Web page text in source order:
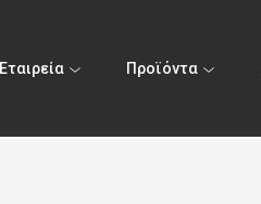
Εταιρεία Προϊόντα